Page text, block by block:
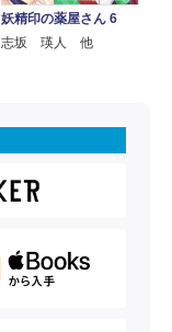
妖精印の薬屋さん 6
志坂 瑛人 他